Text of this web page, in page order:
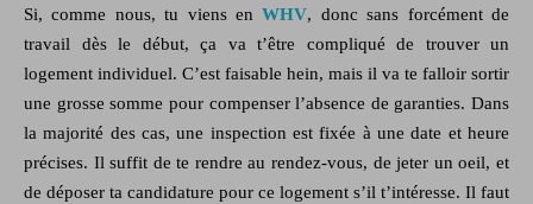
Si, comme nous, tu viens enWHV, donc sans forcément de
travail dès le début, ça va t’être compliqué de trouver un
logement individuel. C’est faisable hein, mais il va te falloir sortir
une grosse somme pour compenser l’absence de garanties. Dans
la majorité des cas, une inspection est fixée à une date et heure
précises. Il suffit de te rendre au rendez-vous, de jeter un oeil, et
de déposer ta candidature pour ce logement s’il t’intéresse. Il faut